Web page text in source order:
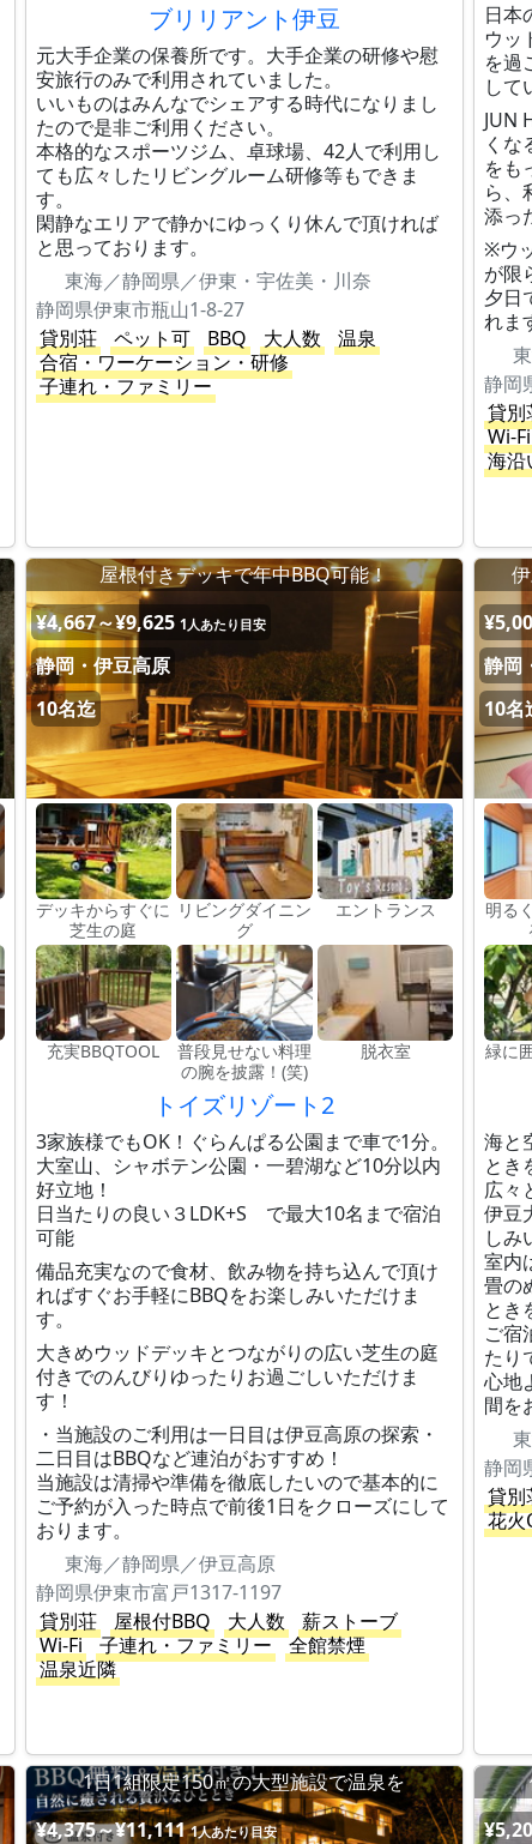
ブリリアント伊豆
元大手企業の保養所です。大手企業の研修や慰
安旅行のみで利用されていました。
いいものはみんなでシェアする時代になりまし
たので是非ご利用ください。
本格的なスポーツジム、卓球場、42人で利用し
ても広々したリビングルーム研修等もできま
す。
閑静なエリアで静かにゆっくり休んで頂ければ
と思っております。
東海／静岡県／伊東・宇佐美・川奈
静岡県伊東市瓶山1-8-27
貸別荘
ペット可 BBQ 大人数
温泉
合宿・ワーケーション・研修
子連れ・ファミリー
日本
ウッ
を過
して
JUN
くな
をも
ら、
添っ
※ウ
が限
夕日
れま
静岡
貸別
Wi-Fi
海沿
屋根付きデッキで年中BBQ可能！
¥4,667～¥9,625 1人あたり目安
静岡・伊豆高原
10名迄
デッキからすぐに
芝生の庭
リビングダイニン
グ
エントランス
充実BBQTOOL
普段見せない料理
の腕を披露！(笑)
脱衣室
トイズリゾート2
3家族様でもOK！ぐらんぱる公園まで車で1分。
大室山、シャボテン公園・一碧湖など10分以内
好立地！
日当たりの良い３LDK+S で最大10名まで宿泊
可能
備品充実なので食材、飲み物を持ち込んで頂け
ればすぐお手軽にBBQをお楽しみいただけま
す。
大きめウッドデッキとつながりの広い芝生の庭
付きでのんびりゆったりお過ごしいただけま
す！
・当施設のご利用は一日目は伊豆高原の探索・
二日目はBBQなど連泊がおすすめ！
当施設は清掃や準備を徹底したいので基本的に
ご予約が入った時点で前後1日をクローズにして
おります。
東海／静岡県／伊豆高原
静岡県伊東市富戸1317-1197
貸別荘
屋根付BBQ 大人数
薪ストーブ
Wi-Fi
子連れ・ファミリー
全館禁煙
温泉近隣
静岡
10名
明る
緑に
海と
とき
広々
伊豆
しみ
室内
畳の
とき
ご宿
たり
心地
間を
静岡
貸別
花火
1日1組限定150㎡の大型施設で温泉を
¥4,375～¥11,111 1人あたり目安